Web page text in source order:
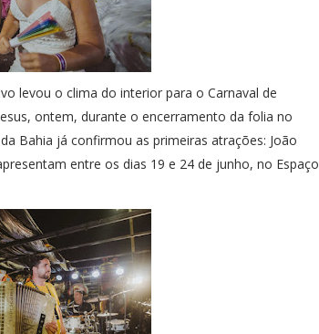
levou o clima do interior para o Carnaval de
ontem, durante o encerramento da folia no
Bahia já confirmou as primeiras atrações: João
entre os dias 19 e 24 de junho, no Espaço